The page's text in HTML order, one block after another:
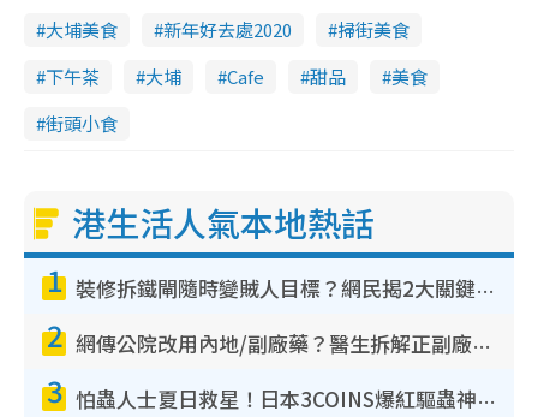
大埔美食 新年好去處2020
掃街美食
下午茶
大埔 Cafe 甜品
美食
街頭小食
港生活人氣本地熱話
1 裝修拆鐵閘隨時變賊人目標？網民揭2大關鍵用途：裝新式等於白裝？附新舊鐵閘分別
2 網傳公院改用內地/副廠藥？醫生拆解正副廠分別 揭4類人換藥隨時出事
3 怕蟲人士夏日救星！日本3COINS爆紅驅蟲神器$45起 1招「全程免觸碰」輕鬆搞定小強